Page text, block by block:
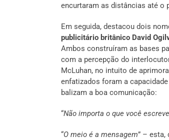
encurtaram as distâncias até o
Em seguida, destacou dois
publicitário britânico David
Ambos construíram as bases
com a percepção do
McLuhan, no intuito de
enfatizados foram a
balizam a boa comunicação:
“Não importa o que você
“O meio é a mensagem” – esta,